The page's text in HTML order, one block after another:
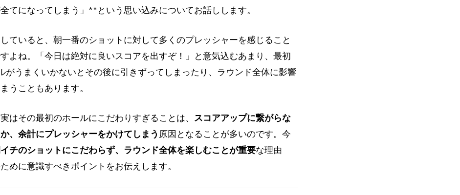
てになってしまう」**という思い込みについてお話しします。
ていると、朝一番のショットに対して多くのプレッシャーを感じること
よね。「今日は絶対に良いスコアを出すぞ！」と意気込むあまり、最初
がうまくいかないとその後に引きずってしまったり、ラウンド全体に影響
うこともあります。
はその最初のホールにこだわりすぎることは、 スコアアップに繋がらな
、余計にプレッシャーをかけてしまう 原因となることが多いのです。今
チのショットにこだわらず、ラウンド全体を楽しむことが重要な理由
めに意識すべきポイントをお伝えします。